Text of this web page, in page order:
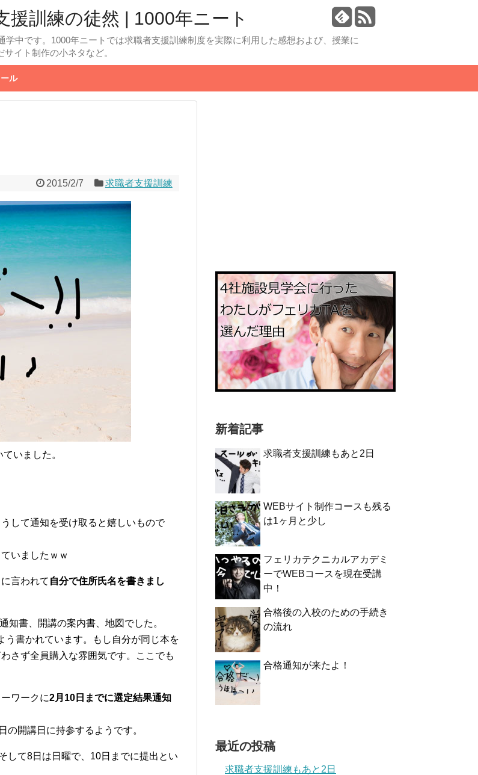
援訓練の徒然 | 1000年ニート
中です。1000年ニートでは求職者支援訓練制度を実際に利用した感想および、授業に
イト制作の小ネタなど。
ル
2015/2/7 求職者支援訓練
いました。
して通知を受け取ると嬉しいもので
いましたｗｗ
言われて 自分で住所氏名を書きまし
知書、開講の案内書、地図でした。
書かれています。もし自分が同じ本を
さず全員購入な雰囲気です。ここでも
ワークに2月10日までに選定結果通知
開講日に持参するようです。
して8日は日曜で、10日までに提出とい
新着記事
求職者支援訓練もあと2日
WEBサイト制作コースも残る
は1ヶ月と少し
フェリカテクニカルアカデミ
ーでWEBコースを現在受講
中！
合格後の入校のための手続き
の流れ
合格通知が来たよ！
最近の投稿
求職者支援訓練もあと2日